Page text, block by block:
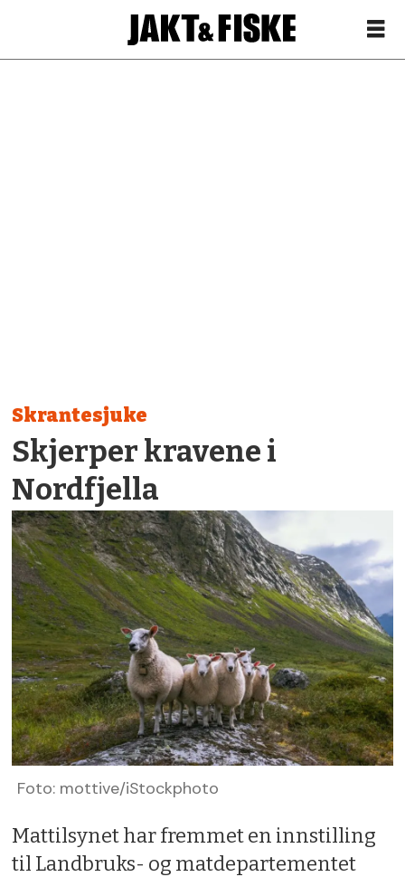
Skrantesjuke
Skjerper kravene i
Nordfjella
Foto: mottive/iStockphoto
Mattilsynet har fremmet en innstilling
til Landbruks- og matdepartementet